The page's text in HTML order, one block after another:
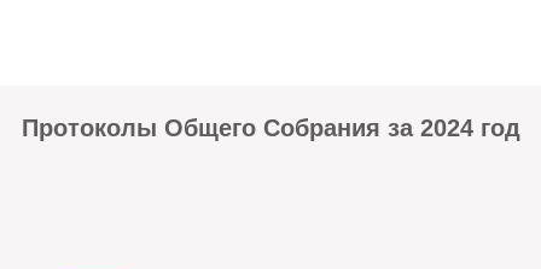
Протоколы Общего Собрания за 2024 год